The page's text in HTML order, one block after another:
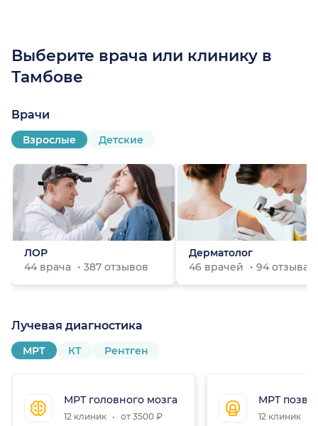
Выберите врача или клинику в
Тамбове
Врачи
Взрослые Детские
ЛОР
44 врача
387 отзывов
Дерматолог
46 врачей
94 отзыва
Лучевая диагностика
МРТ КТ Рентген
МРТ головного мозга
12 клиник от 3500 ₽
МРТ
12 клиник